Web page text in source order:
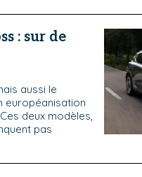
: sur de
aussi le
européanisation
deux modèles,
pas